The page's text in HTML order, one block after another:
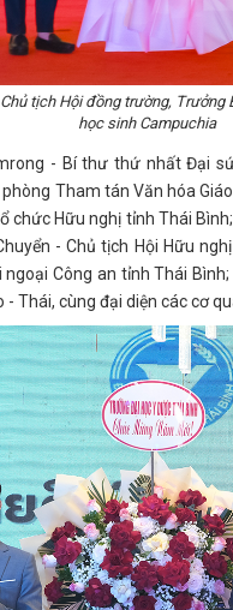
tịch Hội đồng trường,
học sinh Campuchia
- Bí thư thứ nhất Đại
Tham tán Văn hóa
chức Hữu nghị tỉnh Thái
- Chủ tịch Hội Hữu
Công an tỉnh Thái
Thái, cùng đại diện các cơ